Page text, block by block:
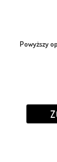
Powyższy